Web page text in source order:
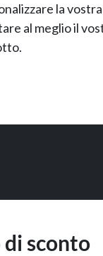
la
al meglio il
di sconto